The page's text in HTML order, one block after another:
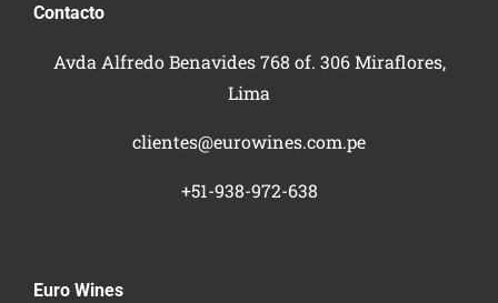
Contacto
Avda Alfredo Benavides 768 of. 306 Miraflores,
Lima
clientes@eurowines.com.pe
+51-938-972-638
Euro Wines